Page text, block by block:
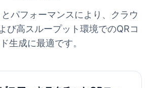
パフォーマンスにより、クラウ
び高スループット環境でのQRコ
生成に最適です。